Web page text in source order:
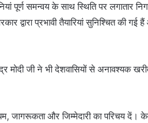
समन्वय के साथ स्थिति पर लगातार
द्वारा प्रभावी तैयारियां सुनिश्चित की
मोदी जी ने भी देशवासियों से अनावश्यक
जागरूकता और जिम्मेदारी का परिचय